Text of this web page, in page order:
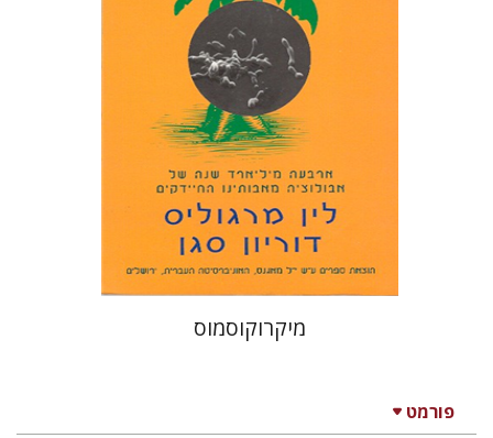
פורמט
הנחת אתר ספר מודפס
$30
$27
מיקרוקוסמוס